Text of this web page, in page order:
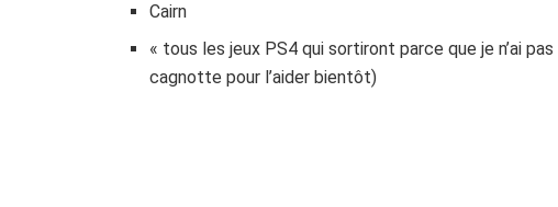
Cairn
« tous les jeux PS4 qui sortiront parce que je n’ai
cagnotte pour l’aider bientôt)